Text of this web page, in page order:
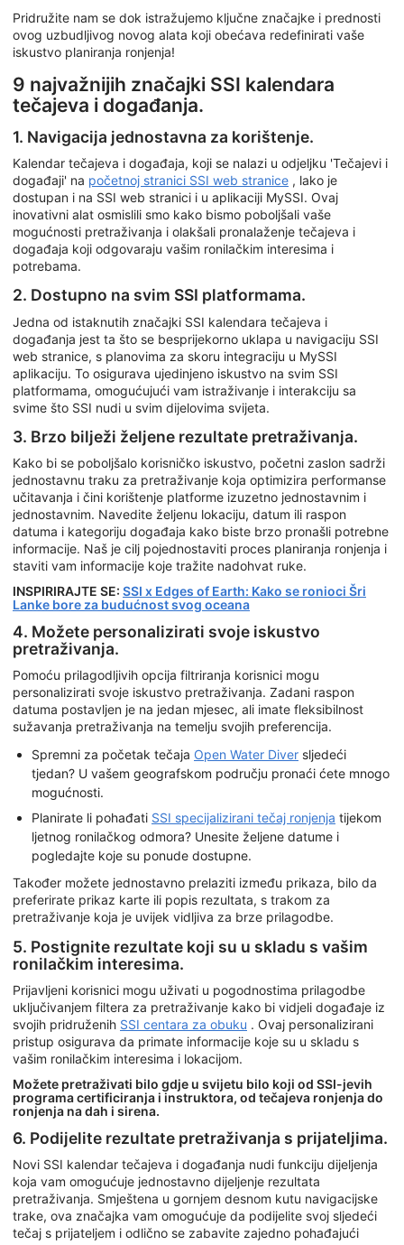
Pridružite nam se dok istražujemo ključne značajke i prednosti
ovog uzbudljivog novog alata koji obećava redefinirati vaše
iskustvo planiranja ronjenja!
9 najvažnijih značajki SSI kalendara
tečajeva i događanja.
1. Navigacija jednostavna za korištenje.
Kalendar tečajeva i događaja, koji se nalazi u odjeljku 'Tečajevi i
događaji' na početnoj stranici SSI web stranice , lako je
dostupan i na SSI web stranici i u aplikaciji MySSI. Ovaj
inovativni alat osmislili smo kako bismo poboljšali vaše
mogućnosti pretraživanja i olakšali pronalaženje tečajeva i
događaja koji odgovaraju vašim ronilačkim interesima i
potrebama.
2. Dostupno na svim SSI platformama.
Jedna od istaknutih značajki SSI kalendara tečajeva i
događanja jest ta što se besprijekorno uklapa u navigaciju SSI
web stranice, s planovima za skoru integraciju u MySSI
aplikaciju. To osigurava ujedinjeno iskustvo na svim SSI
platformama, omogućujući vam istraživanje i interakciju sa
svime što SSI nudi u svim dijelovima svijeta.
3. Brzo bilježi željene rezultate pretraživanja.
Kako bi se poboljšalo korisničko iskustvo, početni zaslon sadrži
jednostavnu traku za pretraživanje koja optimizira performanse
učitavanja i čini korištenje platforme izuzetno jednostavnim i
jednostavnim. Navedite željenu lokaciju, datum ili raspon
datuma i kategoriju događaja kako biste brzo pronašli potrebne
informacije. Naš je cilj pojednostaviti proces planiranja ronjenja i
staviti vam informacije koje tražite nadohvat ruke.
INSPIRIRAJTE SE: SSI x Edges of Earth: Kako se ronioci Šri
Lanke bore za budućnost svog oceana
4. Možete personalizirati svoje iskustvo
pretraživanja.
Pomoću prilagodljivih opcija filtriranja korisnici mogu
personalizirati svoje iskustvo pretraživanja. Zadani raspon
datuma postavljen je na jedan mjesec, ali imate fleksibilnost
sužavanja pretraživanja na temelju svojih preferencija.
Spremni za početak tečaja Open Water Diver sljedeći
tjedan? U vašem geografskom području pronaći ćete mnogo
mogućnosti.
Planirate li pohađati SSI specijalizirani tečaj ronjenja tijekom
ljetnog ronilačkog odmora? Unesite željene datume i
pogledajte koje su ponude dostupne.
Također možete jednostavno prelaziti između prikaza, bilo da
preferirate prikaz karte ili popis rezultata, s trakom za
pretraživanje koja je uvijek vidljiva za brze prilagodbe.
5. Postignite rezultate koji su u skladu s vašim
ronilačkim interesima.
Prijavljeni korisnici mogu uživati u pogodnostima prilagodbe
uključivanjem filtera za pretraživanje kako bi vidjeli događaje iz
svojih pridruženih SSI centara za obuku . Ovaj personalizirani
pristup osigurava da primate informacije koje su u skladu s
vašim ronilačkim interesima i lokacijom.
Možete pretraživati bilo gdje u svijetu bilo koji od SSI-jevih
programa certificiranja i instruktora, od tečajeva ronjenja do
ronjenja na dah i sirena.
6. Podijelite rezultate pretraživanja s prijateljima.
Novi SSI kalendar tečajeva i događanja nudi funkciju dijeljenja
koja vam omogućuje jednostavno dijeljenje rezultata
pretraživanja. Smještena u gornjem desnom kutu navigacijske
trake, ova značajka vam omogućuje da podijelite svoj sljedeći
tečaj s prijateljem i odlično se zabavite zajedno pohađajući